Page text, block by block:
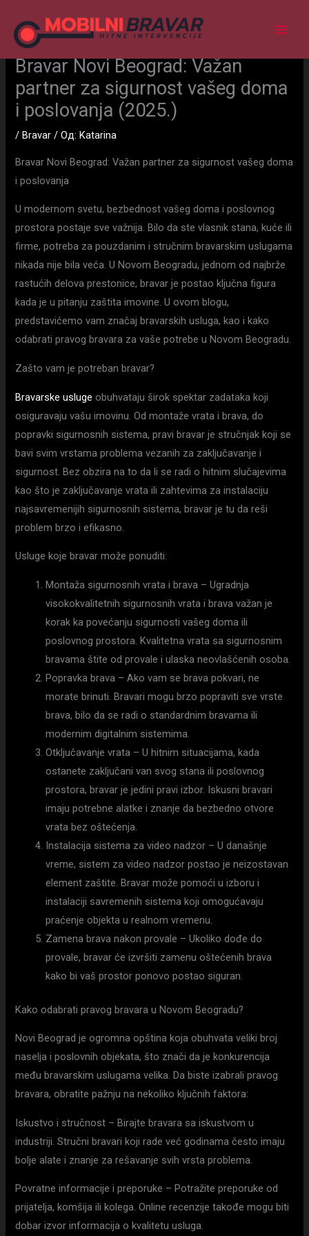
садржај
Bravar Novi Beograd: Važan
partner za sigurnost vašeg doma
i poslovanja (2025.)
/Bravar / Од: Katarina
Bravar Novi Beograd: Važan partner za sigurnost vašeg doma
i poslovanja
U modernom svetu, bezbednost vašeg doma i poslovnog
prostora postaje sve važnija. Bilo da ste vlasnik stana, kuće ili
firme, potreba za pouzdanim i stručnim bravarskim uslugama
nikada nije bila veća. U Novom Beogradu, jednom od najbrže
rastućih delova prestonice, bravar je postao ključna figura
kada je u pitanju zaštita imovine. U ovom blogu,
predstavićemo vam značaj bravarskih usluga, kao i kako
odabrati pravog bravara za vaše potrebe u Novom Beogradu.
Zašto vam je potreban bravar?
Bravarske usluge obuhvataju širok spektar zadataka koji
osiguravaju vašu imovinu. Od montaže vrata i brava, do
popravki sigurnosnih sistema, pravi bravar je stručnjak koji se
bavi svim vrstama problema vezanih za zaključavanje i
sigurnost. Bez obzira na to da li se radi o hitnim slučajevima
kao što je zaključavanje vrata ili zahtevima za instalaciju
najsavremenijih sigurnosnih sistema, bravar je tu da reši
problem brzo i efikasno.
Usluge koje bravar može ponuditi:
Montaža sigurnosnih vrata i brava – Ugradnja
visokokvalitetnih sigurnosnih vrata i brava važan je
korak ka povećanju sigurnosti vašeg doma ili
poslovnog prostora. Kvalitetna vrata sa sigurnosnim
bravama štite od provale i ulaska neovlašćenih osoba.
Popravka brava – Ako vam se brava pokvari, ne
morate brinuti. Bravari mogu brzo popraviti sve vrste
brava, bilo da se radi o standardnim bravama ili
modernim digitalnim sistemima.
Otključavanje vrata – U hitnim situacijama, kada
ostanete zaključani van svog stana ili poslovnog
prostora, bravar je jedini pravi izbor. Iskusni bravari
imaju potrebne alatke i znanje da bezbedno otvore
vrata bez oštećenja.
Instalacija sistema za video nadzor – U današnje
vreme, sistem za video nadzor postao je neizostavan
element zaštite. Bravar može pomoći u izboru i
instalaciji savremenih sistema koji omogućavaju
praćenje objekta u realnom vremenu.
Zamena brava nakon provale – Ukoliko dođe do
provale, bravar će izvršiti zamenu oštećenih brava
kako bi vaš prostor ponovo postao siguran.
Kako odabrati pravog bravara u Novom Beogradu?
Novi Beograd je ogromna opština koja obuhvata veliki broj
naselja i poslovnih objekata, što znači da je konkurencija
među bravarskim uslugama velika. Da biste izabrali pravog
bravara, obratite pažnju na nekoliko ključnih faktora:
Iskustvo i stručnost – Birajte bravara sa iskustvom u
industriji. Stručni bravari koji rade već godinama često imaju
bolje alate i znanje za rešavanje svih vrsta problema.
Povratne informacije i preporuke – Potražite preporuke od
prijatelja, komšija ili kolega. Online recenzije takođe mogu biti
dobar izvor informacija o kvalitetu usluga.